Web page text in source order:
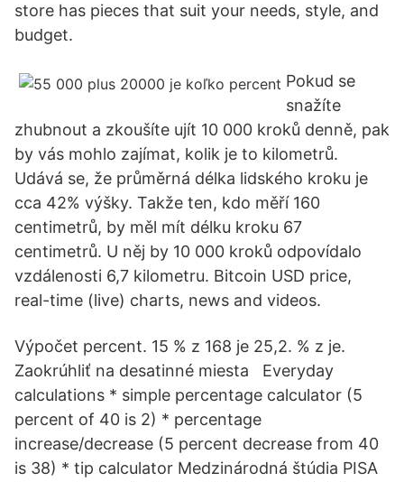
store has pieces that suit your needs, style, and
budget.
Pokud se
snažíte
zhubnout a zkoušíte ujít 10 000 kroků denně, pak
by vás mohlo zajímat, kolik je to kilometrů.
Udává se, že průměrná délka lidského kroku je
cca 42% výšky. Takže ten, kdo měří 160
centimetrů, by měl mít délku kroku 67
centimetrů. U něj by 10 000 kroků odpovídalo
vzdálenosti 6,7 kilometru. Bitcoin USD price,
real-time (live) charts, news and videos.
Výpočet percent. 15 % z 168 je 25,2. % z je.
Zaokrúhliť na desatinné miesta Everyday
calculations * simple percentage calculator (5
percent of 40 is 2) * percentage
increase/decrease (5 percent decrease from 40
is 38) * tip calculator Medzinárodná štúdia PISA